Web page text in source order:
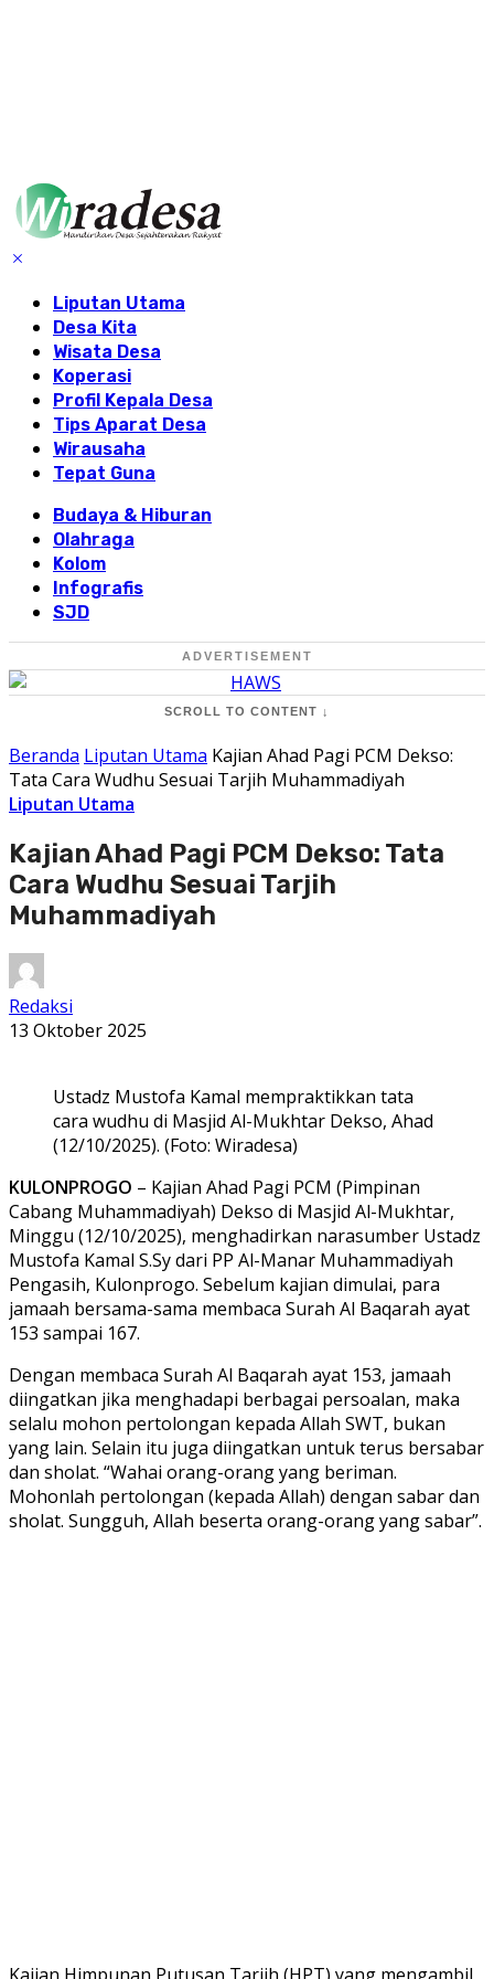
Liputan Utama
Desa Kita
Wisata Desa
Koperasi
Profil Kepala Desa
Tips Aparat Desa
Wirausaha
Tepat Guna
Budaya & Hiburan
Olahraga
Kolom
Infografis
SJD
ADVERTISEMENT
SCROLL TO CONTENT ↓
Beranda Liputan Utama Kajian Ahad Pagi PCM Dekso:
Tata Cara Wudhu Sesuai Tarjih Muhammadiyah
Liputan Utama
Kajian Ahad Pagi PCM Dekso: Tata
Cara Wudhu Sesuai Tarjih
Muhammadiyah
Redaksi
13 Oktober 2025
Ustadz Mustofa Kamal mempraktikkan tata
cara wudhu di Masjid Al-Mukhtar Dekso, Ahad
(12/10/2025). (Foto: Wiradesa)
KULONPROGO – Kajian Ahad Pagi PCM (Pimpinan
Cabang Muhammadiyah) Dekso di Masjid Al-Mukhtar,
Minggu (12/10/2025), menghadirkan narasumber Ustadz
Mustofa Kamal S.Sy dari PP Al-Manar Muhammadiyah
Pengasih, Kulonprogo. Sebelum kajian dimulai, para
jamaah bersama-sama membaca Surah Al Baqarah ayat
153 sampai 167.
Dengan membaca Surah Al Baqarah ayat 153, jamaah
diingatkan jika menghadapi berbagai persoalan, maka
selalu mohon pertolongan kepada Allah SWT, bukan
yang lain. Selain itu juga diingatkan untuk terus bersabar
dan sholat. “Wahai orang-orang yang beriman.
Mohonlah pertolongan (kepada Allah) dengan sabar dan
sholat. Sungguh, Allah beserta orang-orang yang sabar”.